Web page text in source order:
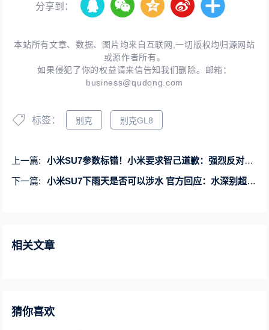
分享到：
本站所有文章、数据、图片均来自互联网,一切版权均归源网站
或源作者所有。
如果侵犯了你的权益请来信告知我们删除。邮箱：
business@qudong.com
标签： 别克 别克GL8
上一篇:
小米SU7参数标错！小米要求智己道歉：强烈反对歪曲事实的造谣与抹黑
下一篇:
小米SU7下雨天是否可以涉水 官方回应：水深别超过这个数
相关文章
猜你喜欢